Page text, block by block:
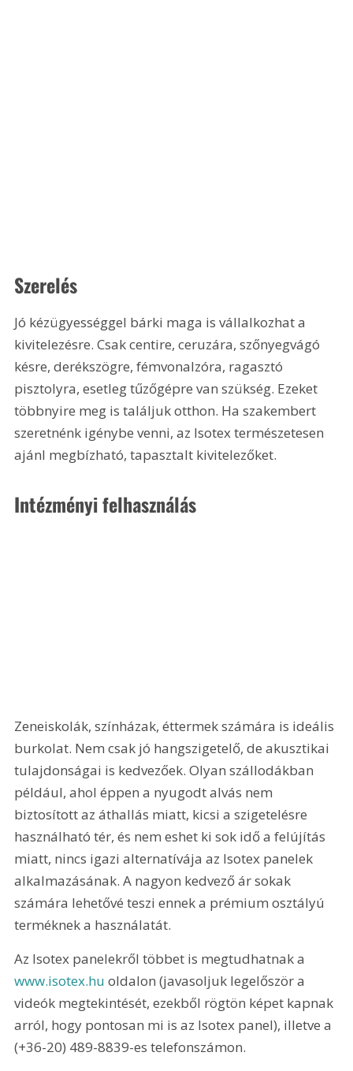
Szerelés
Jó kézügyességgel bárki maga is vállalkozhat a
kivitelezésre. Csak centire, ceruzára, szőnyegvágó
késre, derékszögre, fémvonalzóra, ragasztó
pisztolyra, esetleg tűzőgépre van szükség. Ezeket
többnyire meg is találjuk otthon. Ha szakembert
szeretnénk igénybe venni, az Isotex természetesen
ajánl megbízható, tapasztalt kivitelezőket.
Intézményi felhasználás
Zeneiskolák, színházak, éttermek számára is ideális
burkolat. Nem csak jó hangszigetelő, de akusztikai
tulajdonságai is kedvezőek. Olyan szállodákban
például, ahol éppen a nyugodt alvás nem
biztosított az áthallás miatt, kicsi a szigetelésre
használható tér, és nem eshet ki sok idő a felújítás
miatt, nincs igazi alternatívája az Isotex panelek
alkalmazásának. A nagyon kedvező ár sokak
számára lehetővé teszi ennek a prémium osztályú
terméknek a használatát.
Az Isotex panelekről többet is megtudhatnak a
www.isotex.hu oldalon (javasoljuk legelőször a
videók megtekintését, ezekből rögtön képet kapnak
arról, hogy pontosan mi is az Isotex panel), illetve a
(+36-20) 489-8839-es telefonszámon.